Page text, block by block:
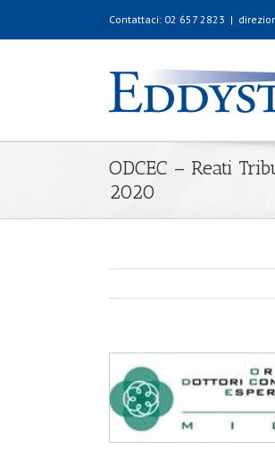
Contattaci: 02 657 2823 |
ODCEC – Reati
2020